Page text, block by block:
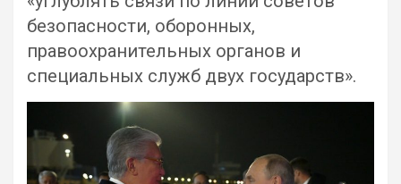
безопасности, оборонных,
правоохранительных органов и
специальных служб двух государств».